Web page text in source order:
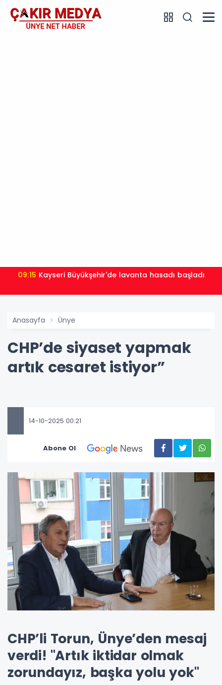
09:15 Kayseri Büyükşehir'de lavanta hasadı başladı
Anasayfa Ünye
CHP’de siyaset yapmak
artık cesaret istiyor”
14-10-2025 00:21
Abone Ol
CHP’li Torun, Ünye’den mesaj
verdi! "Artık iktidar olmak
zorundayız, başka yolu yok"